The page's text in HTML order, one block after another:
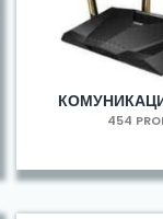
454